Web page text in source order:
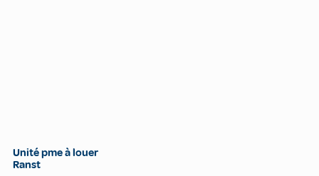
Unité pme à louer
Ranst